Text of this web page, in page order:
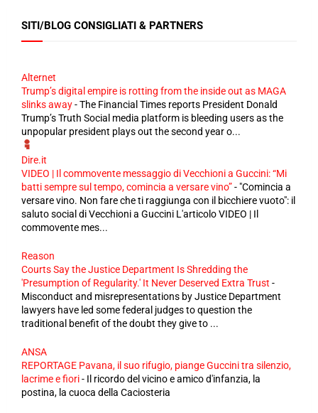
SITI/BLOG CONSIGLIATI & PARTNERS
Alternet
Trump’s digital empire is rotting from the inside out as MAGA
slinks away-The Financial Times reports President Donald
Trump’s Truth Social media platform is bleeding users as the
unpopular president plays out the second year o...
Dire.it
VIDEO | Il commovente messaggio di Vecchioni a Guccini: “Mi
batti sempre sul tempo, comincia a versare vino”- "Comincia a
versare vino. Non fare che ti raggiunga con il bicchiere vuoto": il
saluto social di Vecchioni a Guccini L'articolo VIDEO | Il
commovente mes...
Reason
Courts Say the Justice Department Is Shredding the
'Presumption of Regularity.' It Never Deserved Extra Trust -
Misconduct and misrepresentations by Justice Department
lawyers have led some federal judges to question the
traditional benefit of the doubt they give to ...
ANSA
REPORTAGE Pavana, il suo rifugio, piange Guccini tra silenzio,
lacrime e fiori- Il ricordo del vicino e amico d'infanzia, la
postina, la cuoca della Caciosteria